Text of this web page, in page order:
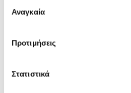
των υπηρεσιών τους.
συγκατάθεσης
Αναγκαία
Προτιμήσεις
Στατιστικά